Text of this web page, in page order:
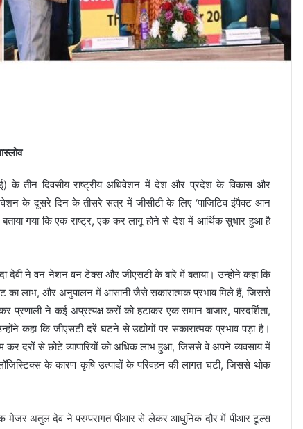
के तीन दिवसीय राष्ट्रीय अधिवेशन में देश और प्रदेश के विकास और
के दूसरे दिन के तीसरे सत्र में जीसीटी के लिए ‘पाजिटिव इंपैक्ट आन
गया कि एक राष्ट्र, एक कर लागू होने से देश में आर्थिक सुधार हुआ है
देवी ने वन नेशन वन टेक्स और जीएसटी के बारे में बताया। उन्होंने कहा कि
का लाभ, और अनुपालन में आसानी जैसे सकारात्मक प्रभाव मिले हैं, जिससे
ने कई अप्रत्यक्ष करों को हटाकर एक समान बाजार, पारदर्शिता,
कहा कि जीएसटी दरें घटने से उद्योगों पर सकारात्मक प्रभाव पड़ा है।
दरों से छोटे व्यापारियों को अधिक लाभ हुआ, जिससे वे अपने व्यवसाय में
के कारण कृषि उत्पादों के परिवहन की लागत घटी, जिससे थोक
मेजर अतुल देव ने परम्परागत पीआर से लेकर आधुनिक दौर में पीआर टूल्स